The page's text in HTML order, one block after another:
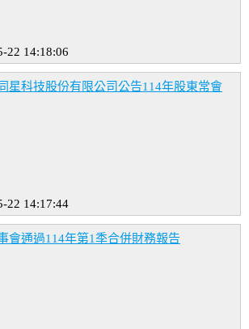
22 14:18:06
星科技股份有限公司公告114年股東常會
22 14:17:44
會通過114年第1季合併財務報告